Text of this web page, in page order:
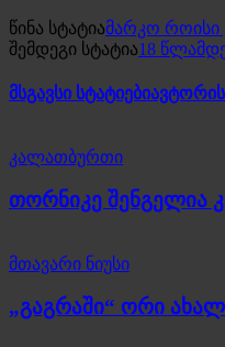
წინა სტატიამარკო როისი
შემდეგი სტატია18
მსგავსი სტატიებიავტორის
კალათბურთი
თორნიკე შენგელია
მთავარი ნიუსი
„გაგრაში“ ორი